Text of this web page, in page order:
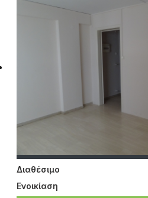
Διαθέσιμο
Ενοικίαση